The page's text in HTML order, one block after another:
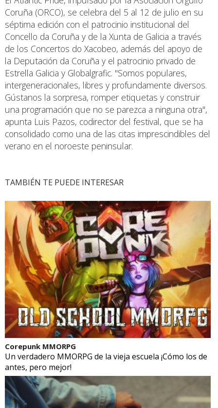
Coruña (ORCO), se celebra del 5 al 12 de julio en su
séptima edición con el patrocinio institucional del
Concello da Coruña y de la Xunta de Galicia a través
de los Concertos do Xacobeo, además del apoyo de
la Deputación da Coruña y el patrocinio privado de
Estrella Galicia y Globalgrafic. "Somos populares,
intergeneracionales, libres y profundamente diversos.
Gústanos la sorpresa, romper etiquetas y construir
una programación que no se parezca a ninguna otra",
apunta Luis Pazos, codirector del festival, que se ha
consolidado como una de las citas imprescindibles del
verano en el noroeste peninsular.
TAMBIÉN TE PUEDE INTERESAR
Corepunk MMORPG
Un verdadero MMORPG de la vieja escuela ¡Cómo los de
antes, pero mejor!